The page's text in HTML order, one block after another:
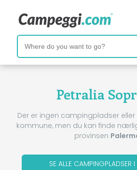
Petralia
Der er ingen campingpladser
kommune, men du kan finde
provinsen
SE ALLE CAMPINGPLADSER